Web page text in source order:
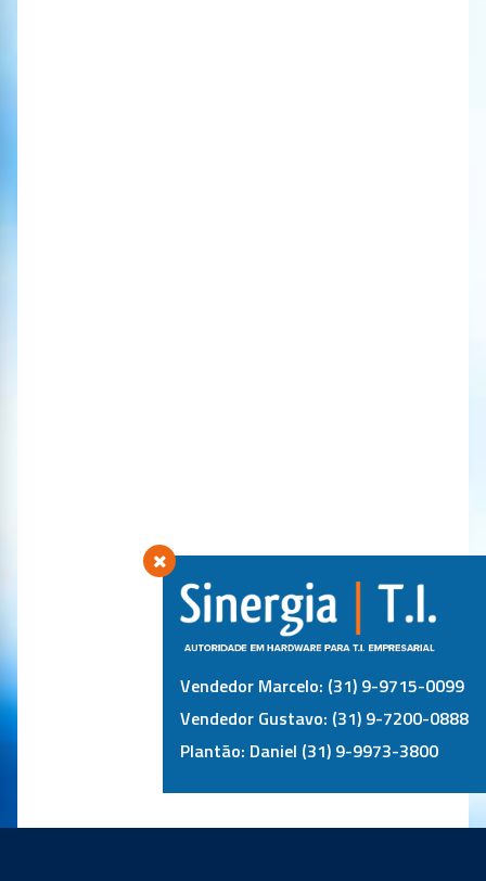
Vendedor Marcelo: (31) 9-9715-0099
Vendedor Gustavo: (31) 9-7200-0888
Plantão: Daniel (31) 9-9973-3800